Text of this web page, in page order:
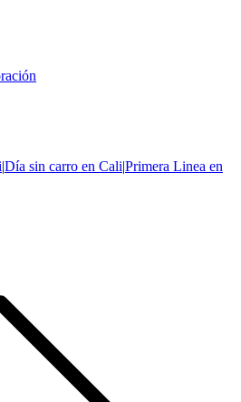
|Día sin carro en Cali|Primera Linea en